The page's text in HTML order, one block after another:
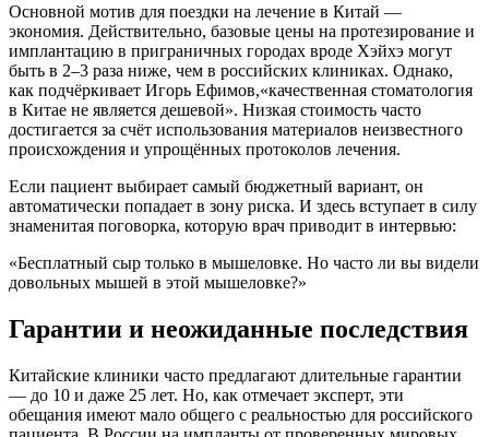
Основной мотив для поездки на лечение в Китай —
экономия. Действительно, базовые цены на протезирование и
имплантацию в приграничных городах вроде Хэйхэ могут
быть в 2–3 раза ниже, чем в российских клиниках. Однако,
как подчёркивает Игорь Ефимов,«качественная стоматология
в Китае не является дешевой». Низкая стоимость часто
достигается за счёт использования материалов неизвестного
происхождения и упрощённых протоколов лечения.
Если пациент выбирает самый бюджетный вариант, он
автоматически попадает в зону риска. И здесь вступает в силу
знаменитая поговорка, которую врач приводит в интервью:
«Бесплатный сыр только в мышеловке. Но часто ли вы видели
довольных мышей в этой мышеловке?»
Гарантии и неожиданные последствия
Китайские клиники часто предлагают длительные гарантии
— до 10 и даже 25 лет. Но, как отмечает эксперт, эти
обещания имеют мало общего с реальностью для российского